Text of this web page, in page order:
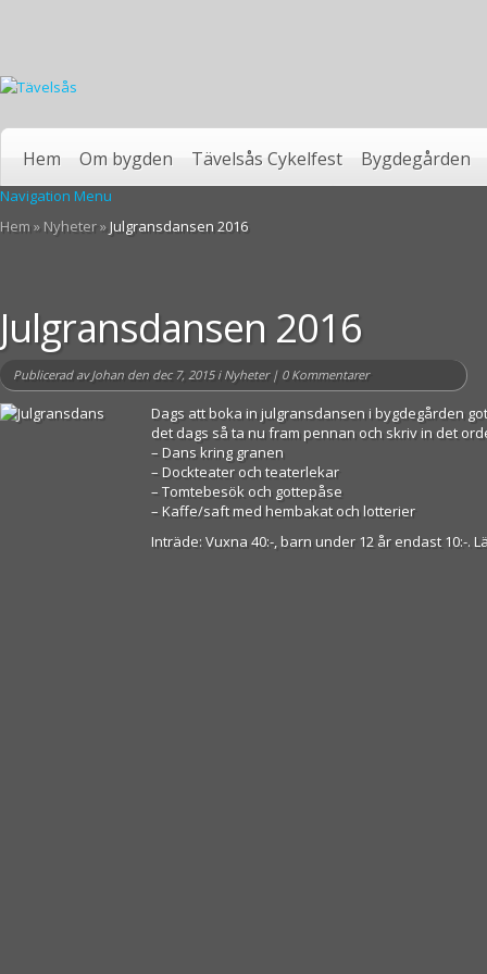
Hem Om bygden Tävelsås Cykelfest Bygdegården
Navigation Menu
Hem » Nyheter» Julgransdansen 2016
Julgransdansen 2016
Publicerad avJohan den dec 7, 2015 i Nyheter| 0 Kommentarer
Dags att boka in julgransdansen i bygdegården
det dags så ta nu fram pennan och skriv in det
– Dans kring granen
– Dockteater och teaterlekar
– Tomtebesök och gottepåse
– Kaffe/saft med hembakat och lotterier
Inträde: Vuxna 40:-, barn under 12 år endast 10:-.